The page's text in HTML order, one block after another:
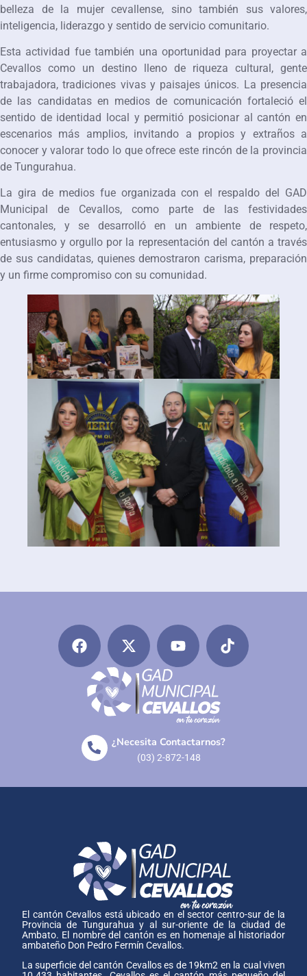
belleza de la mujer cevallense, sino también sus valores,
inteligencia, liderazgo y sentido de servicio comunitario.
Esta actividad fue también una oportunidad para proyectar a
Cevallos como un destino lleno de riqueza cultural, gente
trabajadora, tradiciones vivas y paisajes únicos. La presencia
de las candidatas en medios de comunicación fortaleció el
sentido de identidad local y permitió posicionar al cantón en
escenarios más amplios, invitando a propios y extraños a
conocer y valorar todo lo que ofrece este rincón de la provincia
de Tungurahua.
La gira de medios fue organizada con el respaldo del GAD
Municipal de Cevallos, como parte de las festividades
cantonales, y se desarrolló en un ambiente de respeto,
entusiasmo y orgullo por la representación del cantón a través
de sus candidatas, quienes demostraron carisma, preparación
y un firme compromiso con su comunidad.
¿Necesita Contactarnos?
(03) 2-872-148
El cantón Cevallos está ubicado en el sector centro-sur de la
Provincia de Tungurahua y al sur-oriente de la ciudad de
Ambato. El nombre del cantón es en homenaje al historiador
ambateño Don Pedro Fermín Cevallos.
La superficie del cantón Cevallos es de 19km2 en la cual viven